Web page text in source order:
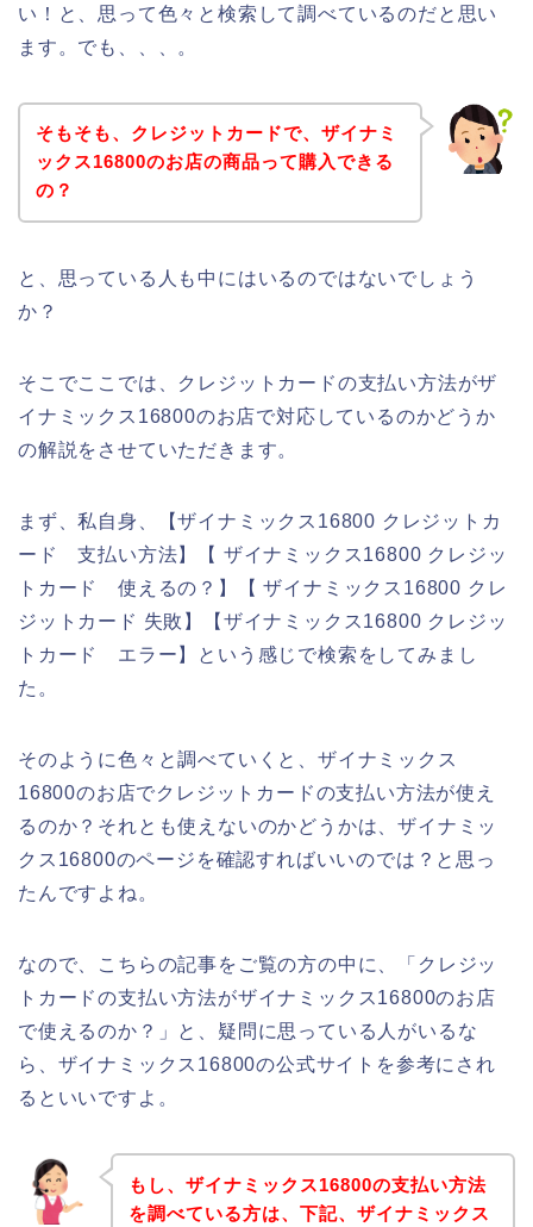
い！と、思って色々と検索して調べているのだと思い
ます。でも、、、。
そもそも、クレジットカードで、ザイナミ
ックス16800のお店の商品って購入できる
の？
と、思っている人も中にはいるのではないでしょう
か？
そこでここでは、クレジットカードの支払い方法がザ
イナミックス16800のお店で対応しているのかどうか
の解説をさせていただきます。
まず、私自身、【ザイナミックス16800 クレジットカ
ード 支払い方法】【 ザイナミックス16800 クレジッ
トカード 使えるの？】【 ザイナミックス16800 クレ
ジットカード 失敗】【ザイナミックス16800 クレジッ
トカード エラー】という感じで検索をしてみまし
た。
そのように色々と調べていくと、ザイナミックス
16800のお店でクレジットカードの支払い方法が使え
るのか？それとも使えないのかどうかは、ザイナミッ
クス16800のページを確認すればいいのでは？と思っ
たんですよね。
なので、こちらの記事をご覧の方の中に、「クレジッ
トカードの支払い方法がザイナミックス16800のお店
で使えるのか？」と、疑問に思っている人がいるな
ら、ザイナミックス16800の公式サイトを参考にされ
るといいですよ。
もし、ザイナミックス16800の支払い方法
を調べている方は、下記、ザイナミックス